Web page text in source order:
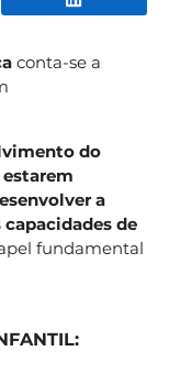
conta-se a
do
a
de
fundamental